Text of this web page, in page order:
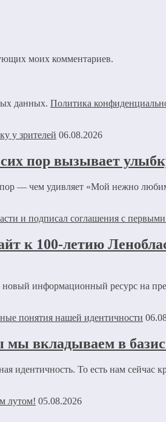
моих комментариев.
данных. Политика
06.08.2026
пор вызывает
— чем удивляет «Мой нежно
к 100-летию
информационный ресурс на
вкладываем в
идентичность. То есть нам сейчас
05.08.2026